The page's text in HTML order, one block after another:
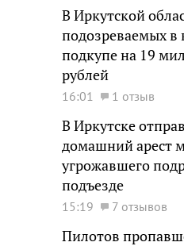
В Иркутской
подозреваемых
подкупе на 19
рублей
16:01 1 отзыв
В Иркутске
домашний арест
угрожавшего
подъезде
15:19 7 отзывов
Пилотов